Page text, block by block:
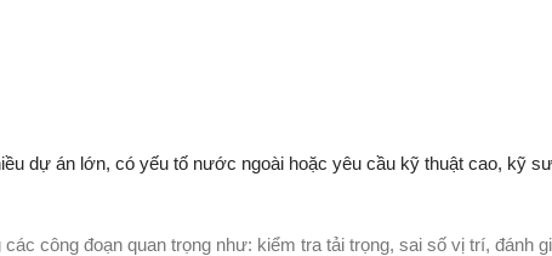
dự án lớn, có yếu tố nước ngoài hoặc yêu cầu kỹ thuật cao, kỹ
công đoạn quan trọng như: kiểm tra tải trọng, sai số vị trí, đánh